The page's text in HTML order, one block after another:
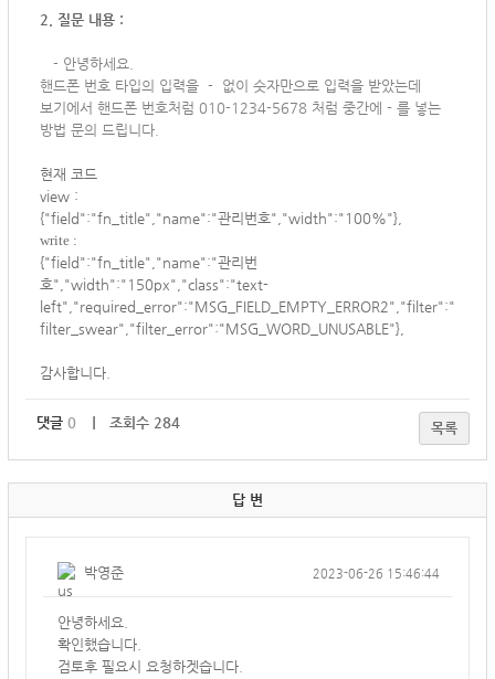
2. 질문 내용 :
- 안녕하세요.
핸드폰 번호 타입의 입력을 - 없이 숫자만으로 입력을 받았는데
보기에서 핸드폰 번호처럼 010-1234-5678 처럼 중간에 - 를 넣는
방법 문의 드립니다.
현재 코드
view :
{"field":"fn_title","name":"관리번호","width":"100%"},
write :
{"field":"fn_title","name":"관리번
호","width":"150px","class":"text-
left","required_error":"MSG_FIELD_EMPTY_ERROR2","filter":"
filter_swear","filter_error":"MSG_WORD_UNUSABLE"},
감사합니다.
댓글 0 ｜ 조회수 284 목록
답 변
박영준 2023-06-26 15:46:44
안녕하세요.
확인했습니다.
검토후 필요시 요청하겟습니다.